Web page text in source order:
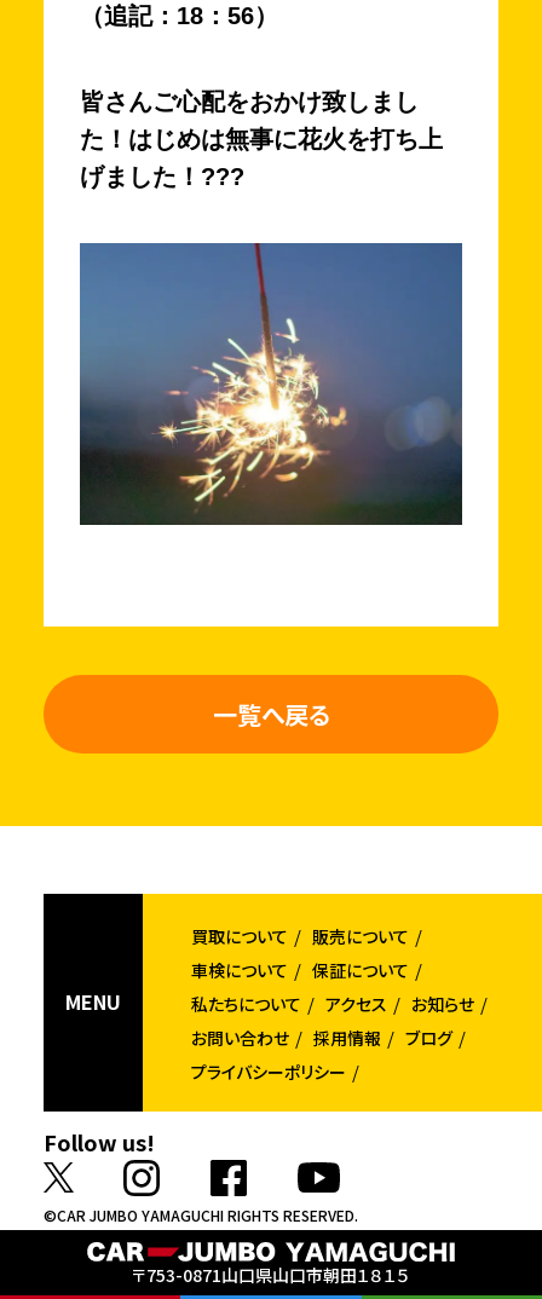
（追記：18：56）
皆さんご心配をおかけ致しまし
た！はじめは無事に花火を打ち上
げました！???
一覧へ戻る
〒753-0871山口県山口市朝田１８１５
MENU
買取について
販売について
車検について
保証について
私たちについて
アクセス
お知らせ
お問い合わせ
採用情報
ブログ
プライバシーポリシー
Follow us!
©CAR JUMBO YAMAGUCHI RIGHTS RESERVED.